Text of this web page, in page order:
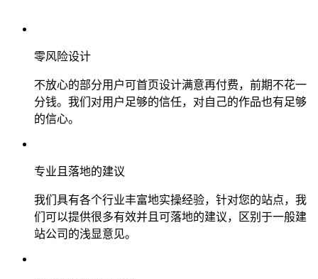
零风险设计
不放心的部分用户可首页设计满意再付费，前期不花一
分钱。我们对用户足够的信任，对自己的作品也有足够
的信心。
专业且落地的建议
我们具有各个行业丰富地实操经验，针对您的站点，我
们可以提供很多有效并且可落地的建议，区别于一般建
站公司的浅显意见。